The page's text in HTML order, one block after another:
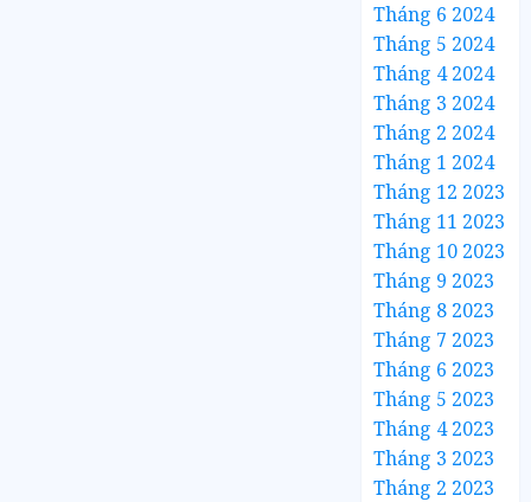
Tháng 6 2024
Tháng 5 2024
Tháng 4 2024
Tháng 3 2024
Tháng 2 2024
Tháng 1 2024
Tháng 12 2023
Tháng 11 2023
Tháng 10 2023
Tháng 9 2023
Tháng 8 2023
Tháng 7 2023
Tháng 6 2023
Tháng 5 2023
Tháng 4 2023
Tháng 3 2023
Tháng 2 2023